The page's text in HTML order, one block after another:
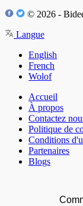
© 2026 -
Langue
English
French
Wolof
Accueil
À propos
Contactez
Politique de
Conditions
Partenaires
Blogs